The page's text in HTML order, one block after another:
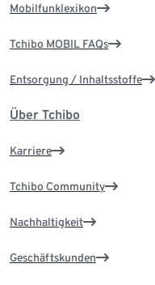
Mobilfunklexikon
Tchibo MOBIL FAQs
Entsorgung / Inhaltsstoffe
Über Tchibo
Karriere
Tchibo Community
Nachhaltigkeit
Geschäftskunden